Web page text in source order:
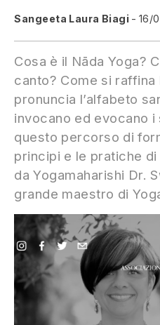
Sangeeta Laura Biagi 16/
Cosa è il Nāda Yoga?
canto? Come si raffina
pronuncia l’alfabeto
invocano ed evocano i
questo percorso di
principi e le pratiche
da Yogamaharishi Dr.
grande maestro di